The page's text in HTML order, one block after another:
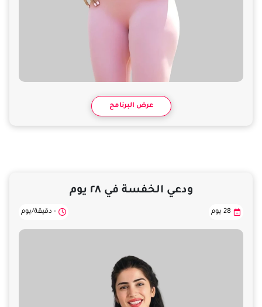
عرض البرنامج
ودعي الخفسة في ٢٨ يوم
28 يوم - دقيقة/يوم